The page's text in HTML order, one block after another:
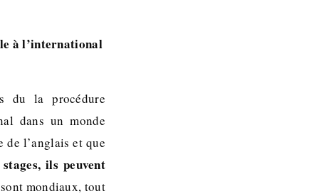
à l’international
du la procédure
dans un monde
de l’anglais et que
ils peuvent
mondiaux, tout